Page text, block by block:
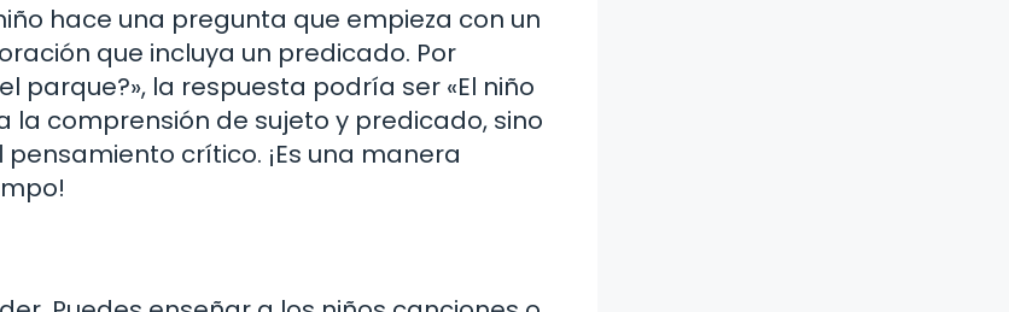
hace una pregunta que empieza con un
que incluya un predicado. Por
parque?», la respuesta podría ser «El niño
la comprensión de sujeto y predicado, sino
crítico. ¡Es una manera